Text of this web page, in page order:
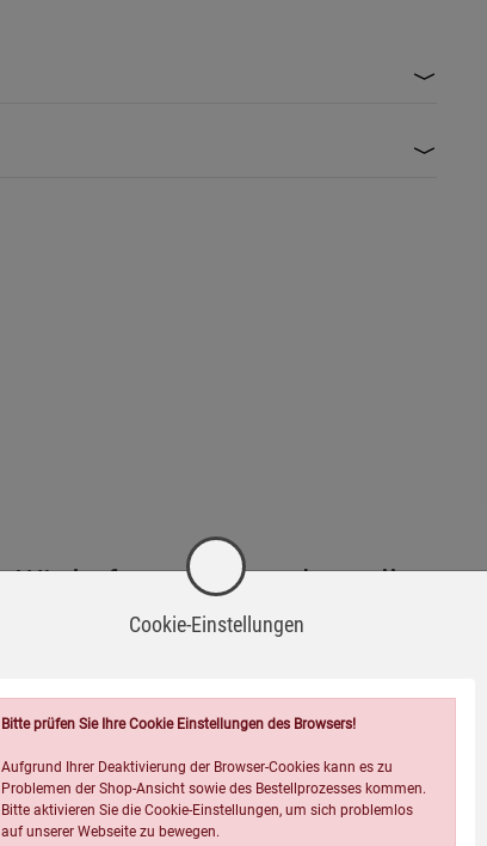
Wird oft zusammen bestellt:
Cookie-Einstellungen
Bitte prüfen Sie Ihre Cookie Einstellungen des Browsers!
Aufgrund Ihrer Deaktivierung der Browser-Cookies kann es zu
Problemen der Shop-Ansicht sowie des Bestellprozesses kommen.
Bitte aktivieren Sie die Cookie-Einstellungen, um sich problemlos
auf unserer Webseite zu bewegen.